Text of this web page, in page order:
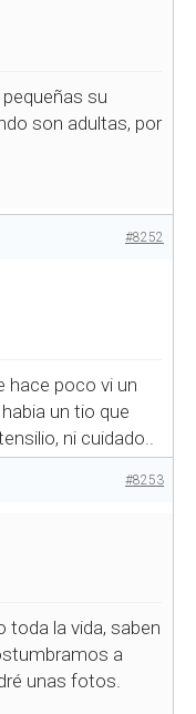
su
son adultas, por
#8252
hace poco vi un
un tio que
ni cuidado..
#8253
toda la vida, saben
a
unas fotos.